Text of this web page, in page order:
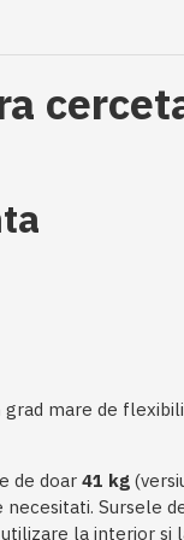
mare de
de doar 41 kg
Sursele
la interior